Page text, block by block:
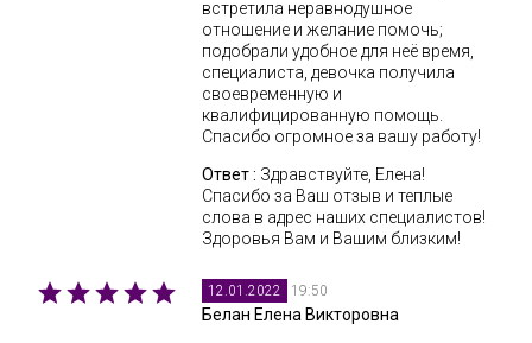
встретила неравнодушное
отношение и желание помочь;
подобрали удобное для неё время,
специалиста, девочка получила
своевременную и
квалифицированную помощь.
Спасибо огромное за вашу работу!
Ответ : Здравствуйте, Елена!
Спасибо за Ваш отзыв и теплые
слова в адрес наших специалистов!
Здоровья Вам и Вашим близким!
12.01.2022 19:50
Белан Елена Викторовна